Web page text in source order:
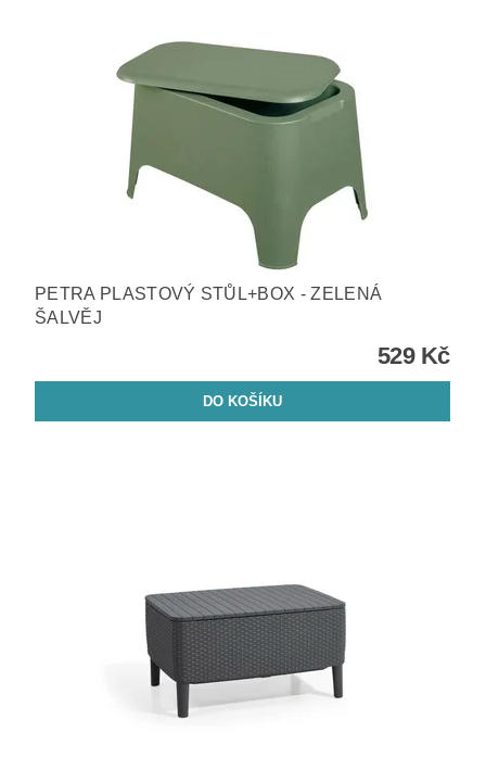
PETRA PLASTOVÝ STŮL+BOX - ZELENÁ
ŠALVĚJ
529 Kč